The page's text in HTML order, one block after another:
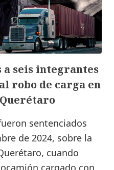
a seis integrantes
robo de carga en
sentenciados
de 2024, sobre la
cuando
cargado con